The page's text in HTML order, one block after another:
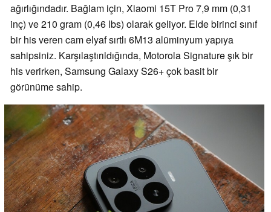
ağırlığındadır. Bağlam için, Xiaomi 15T Pro 7,9 mm (0,31
inç) ve 210 gram (0,46 lbs) olarak geliyor. Elde birinci sınıf
bir his veren cam elyaf sırtlı 6M13 alüminyum yapıya
sahipsiniz. Karşılaştırıldığında, Motorola Signature şık bir
his verirken, Samsung Galaxy S26+ çok basit bir
görünüme sahip.